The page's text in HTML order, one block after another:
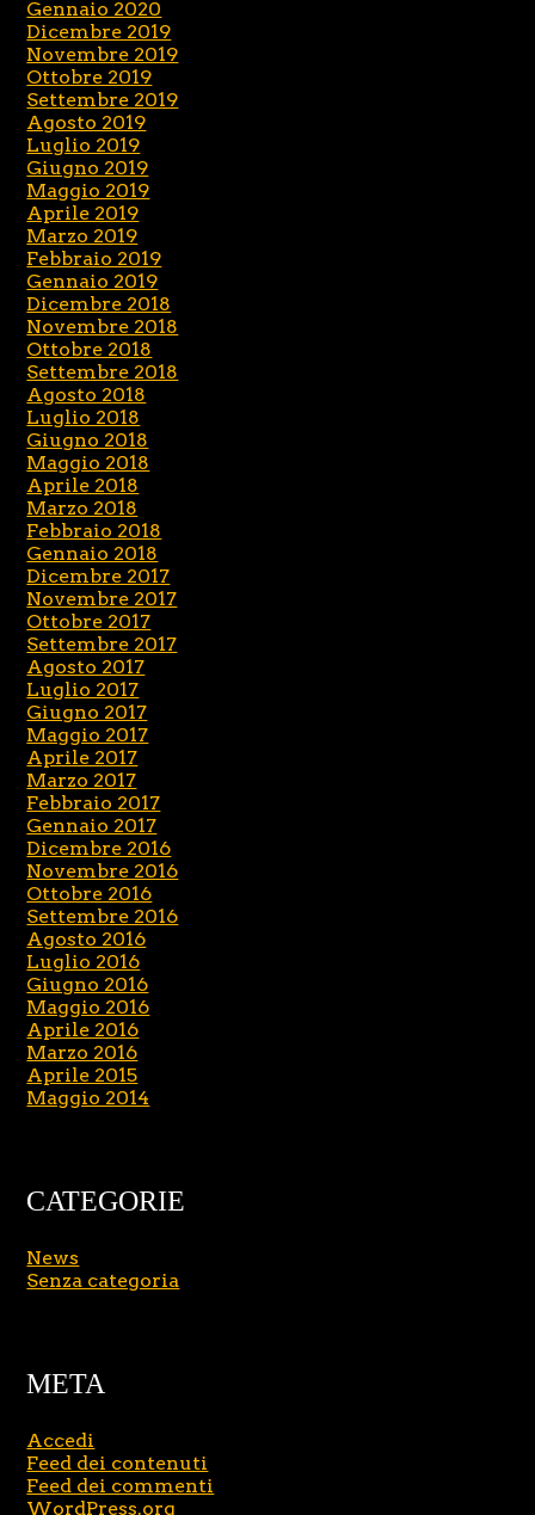
Gennaio 2020
Dicembre 2019
Novembre 2019
Ottobre 2019
Settembre 2019
Agosto 2019
Luglio 2019
Giugno 2019
Maggio 2019
Aprile 2019
Marzo 2019
Febbraio 2019
Gennaio 2019
Dicembre 2018
Novembre 2018
Ottobre 2018
Settembre 2018
Agosto 2018
Luglio 2018
Giugno 2018
Maggio 2018
Aprile 2018
Marzo 2018
Febbraio 2018
Gennaio 2018
Dicembre 2017
Novembre 2017
Ottobre 2017
Settembre 2017
Agosto 2017
Luglio 2017
Giugno 2017
Maggio 2017
Aprile 2017
Marzo 2017
Febbraio 2017
Gennaio 2017
Dicembre 2016
Novembre 2016
Ottobre 2016
Settembre 2016
Agosto 2016
Luglio 2016
Giugno 2016
Maggio 2016
Aprile 2016
Marzo 2016
Aprile 2015
Maggio 2014
CATEGORIE
News
Senza categoria
META
Accedi
Feed dei contenuti
Feed dei commenti
WordPress.org